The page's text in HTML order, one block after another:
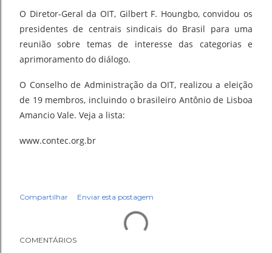
O Diretor-Geral da OIT, Gilbert F. Houngbo, convidou os
presidentes de centrais sindicais do Brasil para uma
reunião sobre temas de interesse das categorias e
aprimoramento do diálogo.
O Conselho de Administração da OIT, realizou a eleição
de 19 membros, incluindo o brasileiro Antônio de Lisboa
Amancio Vale. Veja a lista:
www.contec.org.br
Compartilhar Enviar esta postagem
COMENTÁRIOS